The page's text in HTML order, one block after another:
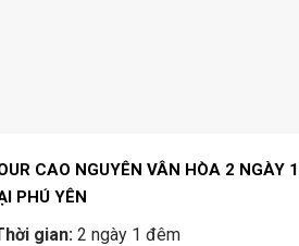
CAO NGUYÊN VÂN HÒA 2 NGÀY
PHÚ YÊN
gian: 2 ngày 1 đêm